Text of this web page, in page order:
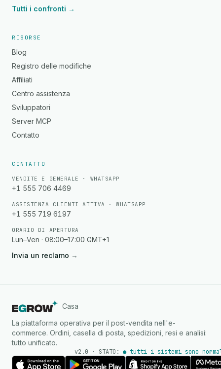
Tutti i confronti →
RISORSE
Blog
Registro delle modifiche
Affiliati
Centro assistenza
Sviluppatori
Server MCP
Contatto
CONTATTO
VENDITE E GENERALE · WHATSAPP
+1 555 706 4469
ASSISTENZA CLIENTI ATTIVA · WHATSAPP
+1 555 719 6197
ORARIO DI APERTURA
Lun–Ven · 08:00–17:00 GMT+1
Invia un reclamo →
Casa
La piattaforma operativa per il post-vendita nell'e-
commerce. Ordini, casella di posta, spedizioni, resi e analisi:
tutto unificato.
v2.0 · STATO: ● tutti i sistemi sono